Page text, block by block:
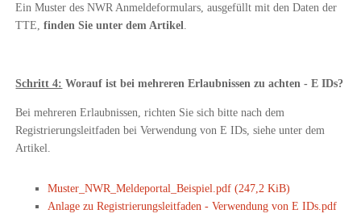
Ein Muster des NWR Anmeldeformulars, ausgefüllt mit den Daten der
TTE,finden Sie unter dem Artikel.
Schritt 4: Worauf ist bei mehreren Erlaubnissen zu achten - E IDs?
Bei mehreren Erlaubnissen, richten Sie sich bitte nach dem
Registrierungsleitfaden bei Verwendung von E IDs, siehe unter dem
Artikel.
Muster_NWR_Meldeportal_Beispiel.pdf(247,2 KiB)
Anlage zu Registrierungsleitfaden - Verwendung von E IDs.pdf